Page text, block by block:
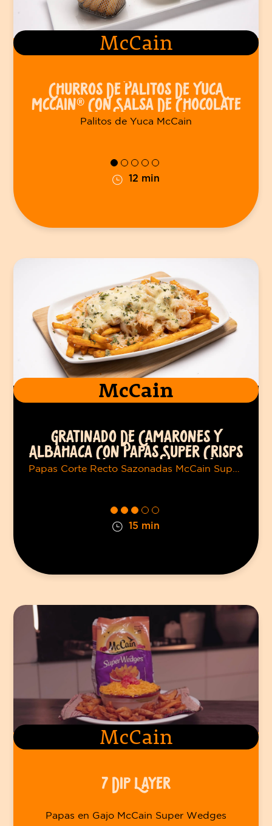
McCain
CHURROS DE PALITOS DE YUCA
MCCAIN® CON SALSA DE CHOCOLATE
Palitos de Yuca McCain
12 min
McCain
GRATINADO DE CAMARONES Y
ALBAHACA CON PAPAS SUPER CRISPS
MCCAIN®
15 min
McCain
7 DIP LAYER
Papas en Gajo McCain Super Wedges